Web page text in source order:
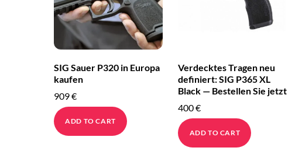
SIG Sauer P320 in Europa
kaufen
909€
ADD TO CART
Verdecktes Tragen neu
definiert: SIG P365 XL
Black — Bestellen Sie jetzt
400€
ADD TO CART